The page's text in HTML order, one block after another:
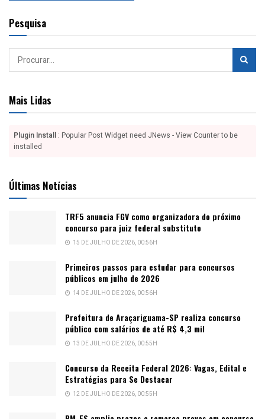
Pesquisa
Mais Lidas
Plugin Install : Popular Post Widget need JNews - View Counter to be
installed
Últimas Notícias
TRF5 anuncia FGV como organizadora do próximo
concurso para juiz federal substituto
15 DE JULHO DE 2026, 00:56H
Primeiros passos para estudar para concursos
públicos em julho de 2026
14 DE JULHO DE 2026, 00:56H
Prefeitura de Araçariguama-SP realiza concurso
público com salários de até R$ 4,3 mil
13 DE JULHO DE 2026, 00:55H
Concurso da Receita Federal 2026: Vagas, Edital e
Estratégias para Se Destacar
12 DE JULHO DE 2026, 00:55H